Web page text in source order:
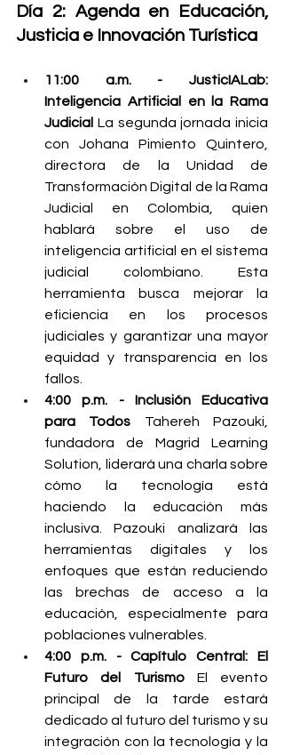
Día 2: Agenda en Educación,
Justicia e Innovación Turística
11:00 a.m. - JusticIALab:
Inteligencia Artificial en la Rama
Judicial La segunda jornada inicia
con Johana Pimiento Quintero,
directora de la Unidad de
Transformación Digital de la Rama
Judicial en Colombia, quien
hablará sobre el uso de
inteligencia artificial en el sistema
judicial colombiano. Esta
herramienta busca mejorar la
eficiencia en los procesos
judiciales y garantizar una mayor
equidad y transparencia en los
fallos.
4:00 p.m. - Inclusión Educativa
para Todos Tahereh Pazouki,
fundadora de Magrid Learning
Solution, liderará una charla sobre
cómo la tecnología está
haciendo la educación más
inclusiva. Pazouki analizará las
herramientas digitales y los
enfoques que están reduciendo
las brechas de acceso a la
educación, especialmente para
poblaciones vulnerables.
4:00 p.m. - Capítulo Central: El
Futuro del Turismo El evento
principal de la tarde estará
dedicado al futuro del turismo y su
integración con la tecnología y la